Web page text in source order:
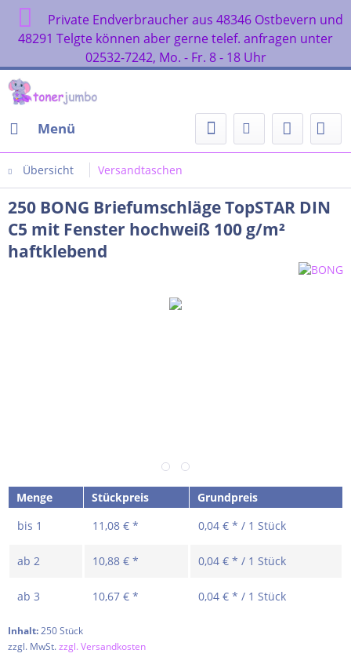
Private Endverbraucher aus 48346 Ostbevern und
48291 Telgte können aber gerne telef. anfragen unter
02532-7242, Mo. - Fr. 8 - 18 Uhr
Menü
Übersicht Versandtaschen
250 BONG Briefumschläge TopSTAR DIN
C5 mit Fenster hochweiß 100 g/m²
haftklebend
Menge Stückpreis
Grundpreis
bis 1 11,08 € * 0,04 € * / 1 Stück
ab 2 10,88 € * 0,04 € * / 1 Stück
ab 3 10,67 € * 0,04 € * / 1 Stück
Inhalt:250 Stück
zzgl. MwSt.zzgl. Versandkosten